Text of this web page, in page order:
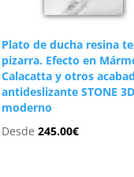
Plato de ducha resina
pizarra. Efecto en
Calacatta y otros
antideslizante STONE 3D
moderno
Desde245.00€